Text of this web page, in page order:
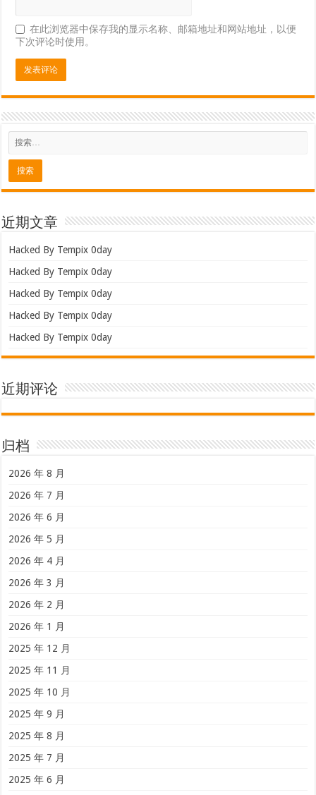
在此浏览器中保存我的显示名称、邮箱地址和网站地址，以便
下次评论时使用。
近期文章
Hacked By Tempix 0day
Hacked By Tempix 0day
Hacked By Tempix 0day
Hacked By Tempix 0day
Hacked By Tempix 0day
近期评论
归档
2026 年 8 月
2026 年 7 月
2026 年 6 月
2026 年 5 月
2026 年 4 月
2026 年 3 月
2026 年 2 月
2026 年 1 月
2025 年 12 月
2025 年 11 月
2025 年 10 月
2025 年 9 月
2025 年 8 月
2025 年 7 月
2025 年 6 月